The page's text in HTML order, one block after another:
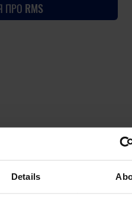
Details
ПРО RMS
products empower IoT